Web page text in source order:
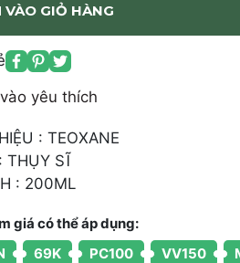
VÀO GIỎ HÀNG
yêu thích
: TEOXANE
THỤY SĨ
: 200ML
giá có thể áp dụng:
69K PC100 VV150